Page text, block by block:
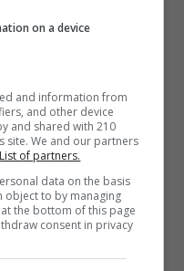
on a device
and information from
and other device
and shared with 210
site. We and our partners
List of partners.
data on the basis
object to by managing
the bottom of this page
consent in privacy